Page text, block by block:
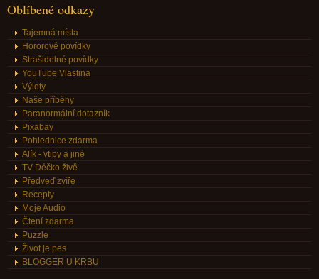
Oblíbené odkazy
Tajemná místa
Hororové povídky
Strašidelné povídky
YouTube Vlastina
Výlety
Naše příběhy
Paranormální dotazník
Pixabay
Pohlednice zdarma
Alík - vtipy a jiné
TV Déčko živě
Předveď zvíře
Recepty
Moje Audio
Čtení zdarma
Puzzle
Život je pes
BLOGGER U KRBU